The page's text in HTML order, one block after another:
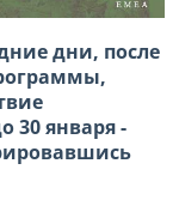
дни, после
30 января -